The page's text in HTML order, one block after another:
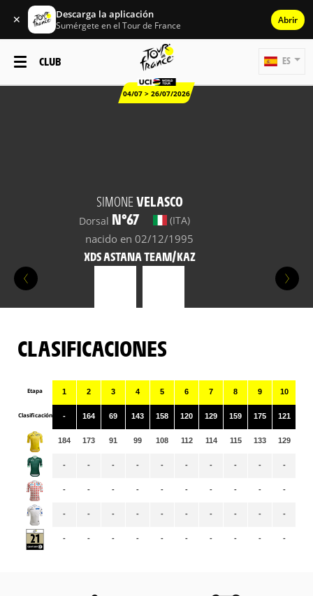
✕ Descarga la aplicación
Sumérgete en el Tour de France Abrir
CLUB
04/07 > 26/07/2026
ES
SIMONEVELASCO
Dorsal N°67 (ITA)
nacido en 02/12/1995
XDS ASTANA TEAM/KAZ
CLASIFICACIONES
Etapa
Clasificación
1
-
184
-
-
-
-
2
164
173
-
-
-
-
3
69
91
-
-
-
-
4
143
99
-
-
-
-
5
158
108
-
-
-
-
6
120
112
-
-
-
-
7
129
114
-
-
-
-
8
159
115
-
-
-
-
9
175
133
-
-
-
-
10
121
129
-
-
-
-